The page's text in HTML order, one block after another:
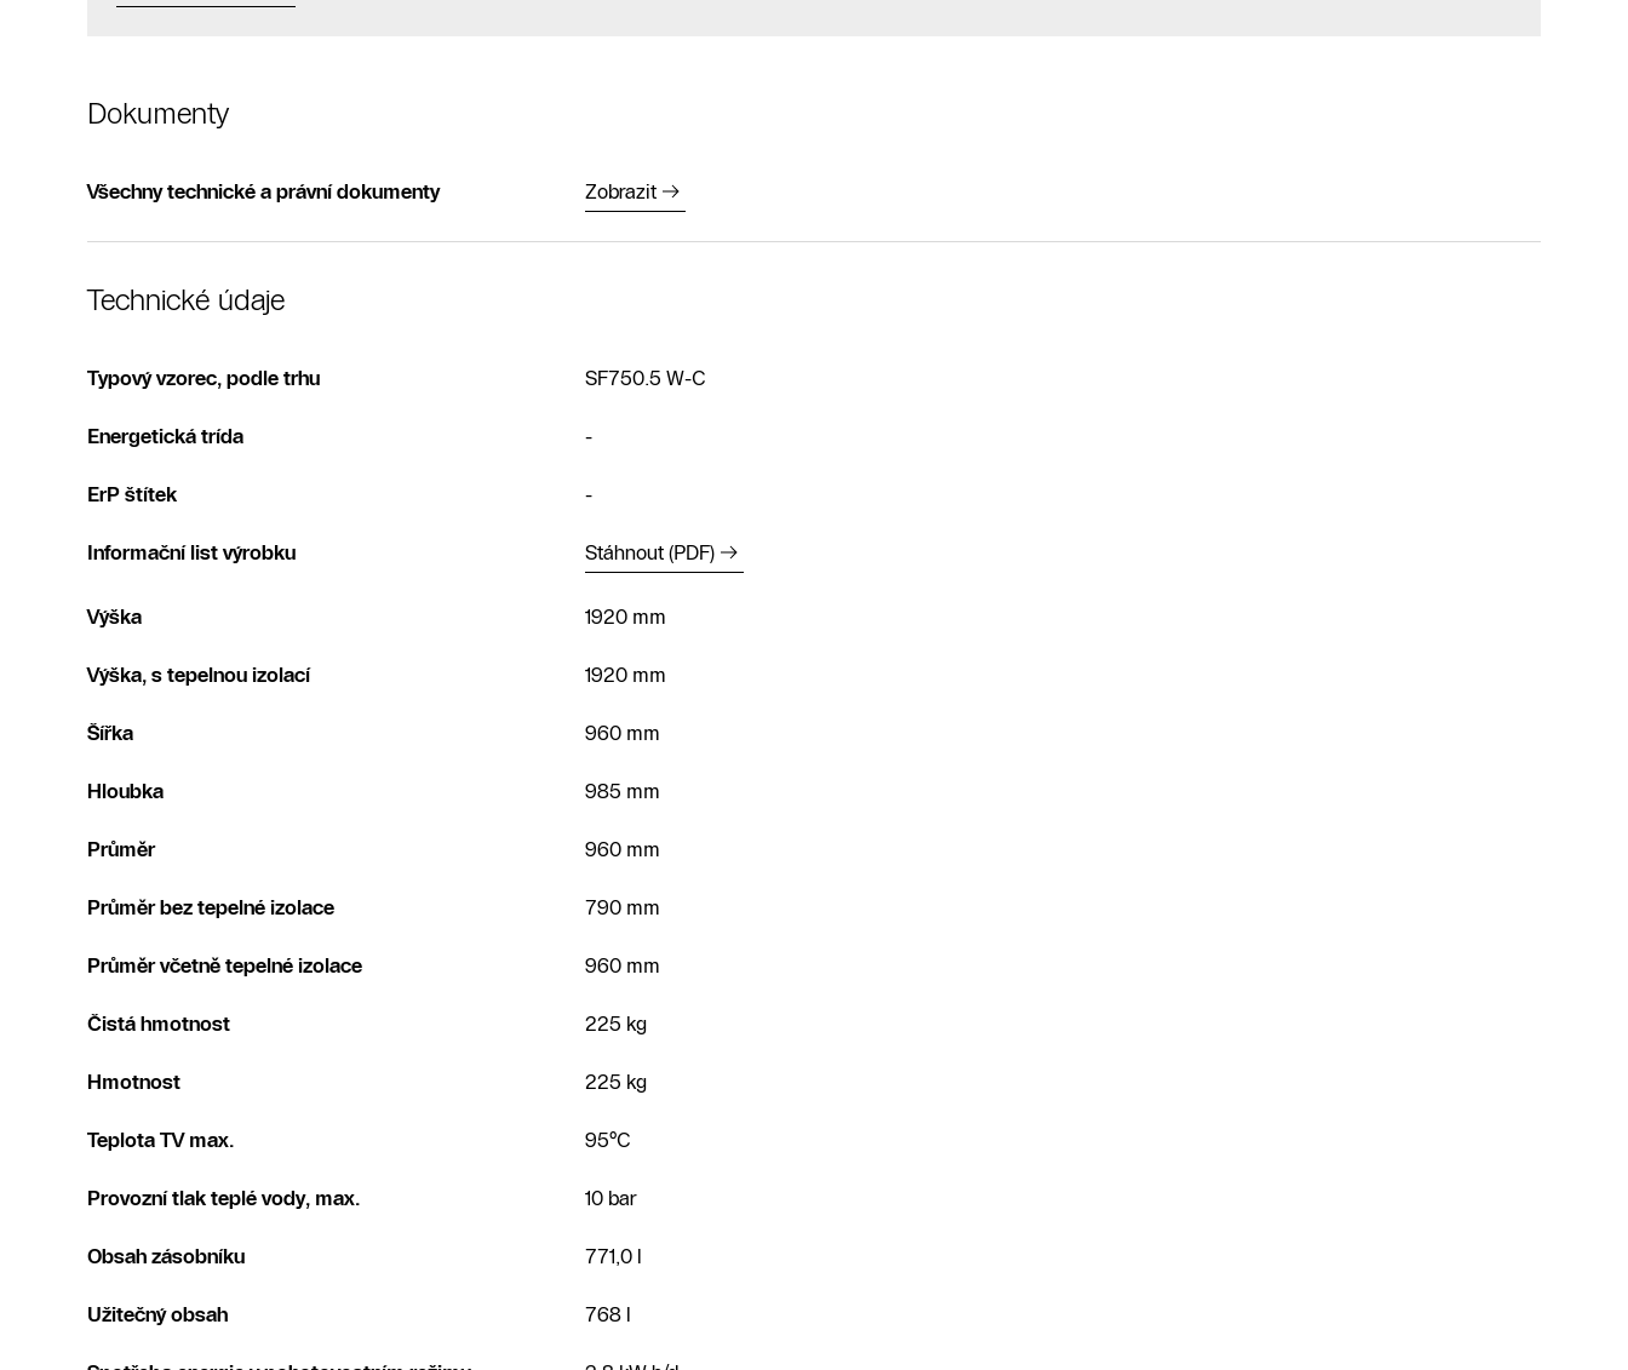
Dokumenty
Všechny technické a právní dokumenty Zobrazit
Technické údaje
Typový vzorec, podle trhu SF750.5 W-C
Energetická trída -
ErP štítek -
Informační list výrobku Stáhnout (PDF)
Výška 1920 mm
Výška, s tepelnou izolací 1920 mm
Šířka 960 mm
Hloubka 985 mm
Průměr 960 mm
Průměr bez tepelné izolace 790 mm
Průměr včetně tepelné izolace 960 mm
Čistá hmotnost 225 kg
Hmotnost 225 kg
Teplota TV max. 95°C
Provozní tlak teplé vody, max. 10 bar
Obsah zásobníku 771,0 l
Užitečný obsah 768 l